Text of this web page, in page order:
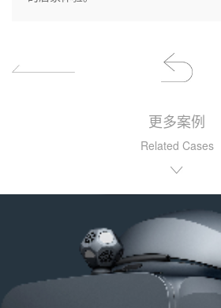
更多案例
Related Cases